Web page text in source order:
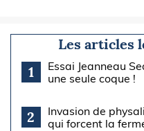
Les articles
1
Essai Jeanneau
une seule coque !
2
Invasion de
qui forcent la